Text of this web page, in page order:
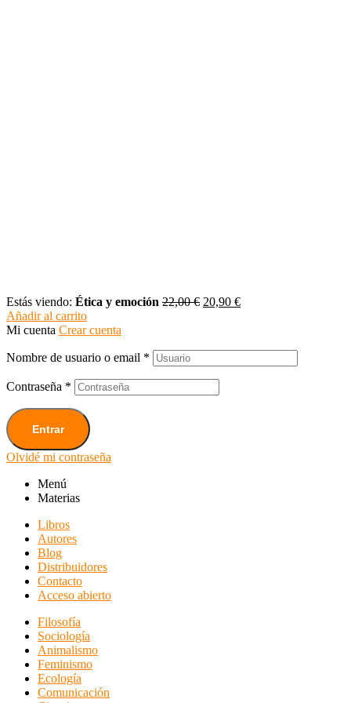
Estás viendo: Ética y emoción 22,00€ 20,90 €
Añadir al carrito
Mi cuenta Crear cuenta
Nombre de usuario o email *
Contraseña *
Entrar
Olvidé mi contraseña
Menú
Materias
Libros
Autores
Blog
Distribuidores
Contacto
Acceso abierto
Filosofía
Sociología
Animalismo
Feminismo
Ecología
Comunicación